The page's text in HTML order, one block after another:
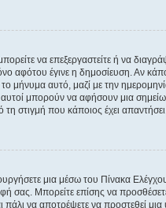
να επεξεργαστείτε ή να
αφότου έγινε η δημοσίευση. Αν
μήνυμα αυτό, μαζί με την
μπορούν να αφήσουν μια
στιγμή που κάποιος έχει απαντήσει.
μια μέσω του Πίνακα
σας. Μπορείτε επίσης να
να αποτρέψετε να προστεθεί